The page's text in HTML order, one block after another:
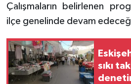
Çalışmaların belirlenen
ilçe genelinde devam
sıkı